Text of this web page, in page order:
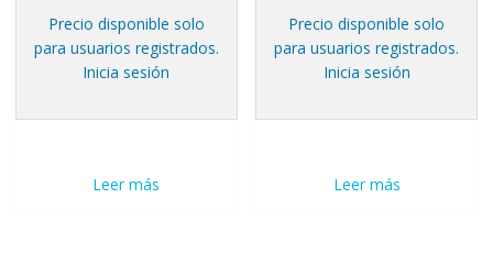
Precio disponible solo
para usuarios registrados.
Inicia sesión
Leer más
Precio disponible solo
para usuarios registrados.
Inicia sesión
Leer más